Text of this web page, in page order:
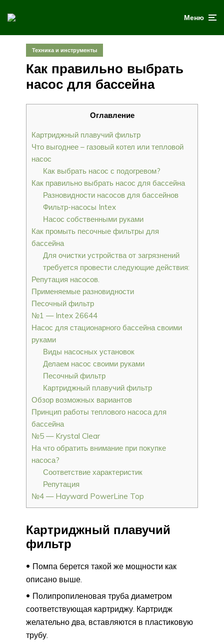
Меню
Техника и инструменты
Как правильно выбрать
насос для бассейна
Оглавление
Картриджный плавучий фильтр
Что выгоднее – газовый котел или тепловой
насос
Как выбрать насос с подогревом?
Как правильно выбрать насос для бассейна
Разновидности насосов для бассейнов
Фильтр-насосы Intex
Насос собственными руками
Как промыть песочные фильтры для
бассейна
Для очистки устройства от загрязнений
требуется провести следующие действия:
Репутация насосов.
Применяемые разновидности
Песочный фильтр
№1 — Intex 26644
Насос для стационарного бассейна своими
руками
Виды насосных установок
Делаем насос своими руками
Песочный фильтр
Картриджный плавучий фильтр
Обзор возможных вариантов
Принцип работы теплового насоса для
бассейна
№5 — Krystal Clear
На что обратить внимание при покупке
насоса?
Соответствие характеристик
Репутация
№4 — Hayward PowerLine Top
Картриджный плавучий
фильтр
Помпа берется такой же мощности как
описано выше.
Полипропиленовая труба диаметром
соответствующая картриджу. Картридж
желательно два, вставляются в пластиковую
трубу.